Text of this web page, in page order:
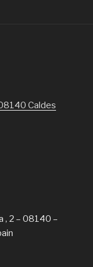
Caldes
, 2 – 08140 –